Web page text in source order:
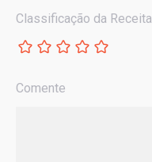
Classificação da Receita
Comente